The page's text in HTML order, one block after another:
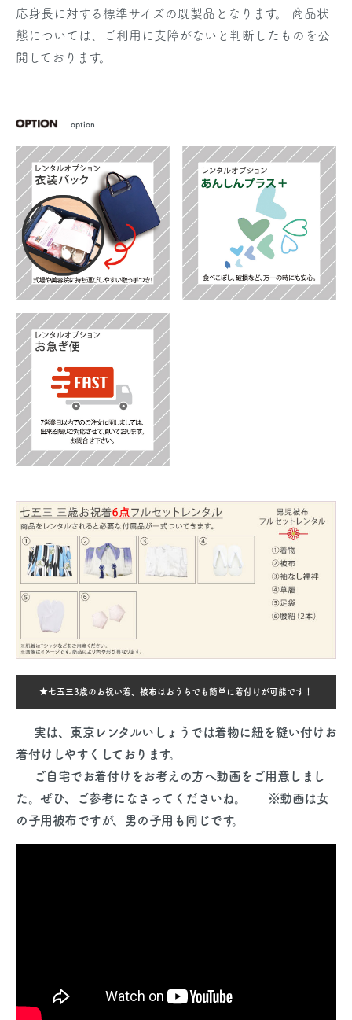
応身長に対する標準サイズの既製品となります。 商品状
態については、ご利用に支障がないと判断したものを公
開しております。
option
★七五三3歳のお祝い着、被布はおうちでも簡単に着付けが可能です！
実は、東京レンタルいしょうでは着物に紐を縫い付けお
着付けしやすくしております。
ご自宅でお着付けをお考えの方へ動画をご用意しまし
た。ぜひ、ご参考になさってくださいね。
※動画は女
の子用被布ですが、男の子用も同じです。